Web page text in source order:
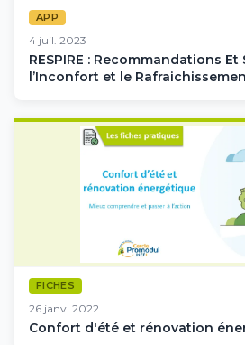
APP
4 juil. 2023
RESPIRE : Recommandations
l’Inconfort et le
FICHES
26 janv. 2022
Confort d'été et rénovation